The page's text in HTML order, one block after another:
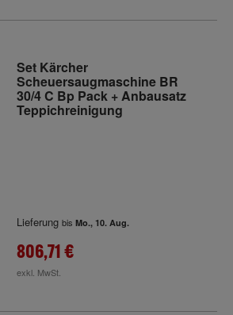
Set Kärcher
Scheuersaugmaschine BR
30/4 C Bp Pack + Anbausatz
Teppichreinigung
Lieferung bis Mo., 10. Aug.
806,71 €
exkl. MwSt.